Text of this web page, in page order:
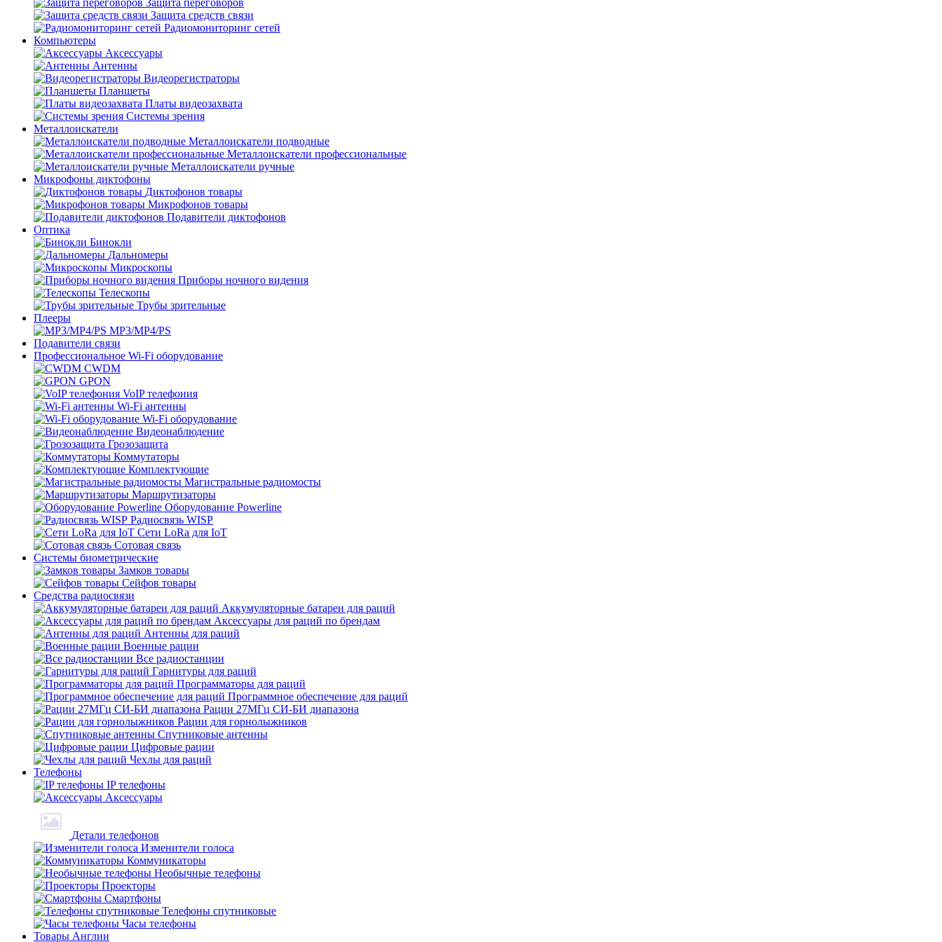
Защита переговоров
Защита средств связи
Радиомониторинг сетей
Компьютеры
Аксессуары
Антенны
Видеорегистраторы
Планшеты
Платы видеозахвата
Системы зрения
Металлоискатели
Металлоискатели подводные
Металлоискатели профессиональные
Металлоискатели ручные
Микрофоны диктофоны
Диктофонов товары
Микрофонов товары
Подавители диктофонов
Оптика
Бинокли
Дальномеры
Микроскопы
Приборы ночного видения
Телескопы
Трубы зрительные
Плееры
MP3/MP4/PS
Подавители связи
Профессиональное Wi-Fi оборудование
CWDM
GPON
VoIP телефония
Wi-Fi антенны
Wi-Fi оборудование
Видеонаблюдение
Грозозащита
Коммутаторы
Комплектующие
Магистральные радиомосты
Маршрутизаторы
Оборудование Powerline
Радиосвязь WISP
Сети LoRa для IoT
Сотовая связь
Системы биометрические
Замков товары
Сейфов товары
Средства радиосвязи
Аккумуляторные батареи для раций
Аксессуары для раций по брендам
Антенны для раций
Военные рации
Все радиостанции
Гарнитуры для раций
Программаторы для раций
Программное обеспечение для раций
Рации 27МГц СИ-БИ диапазона
Рации для горнолыжников
Спутниковые антенны
Цифровые рации
Чехлы для раций
Телефоны
IP телефоны
Аксессуары
Детали телефонов
Изменители голоса
Коммуникаторы
Необычные телефоны
Проекторы
Смартфоны
Телефоны спутниковые
Часы телефоны
Товары Англии